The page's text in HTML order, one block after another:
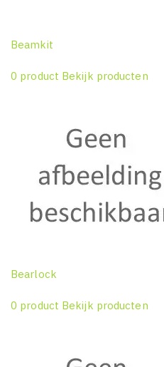
Beamkit
0 product Bekijk producten
Bearlock
0 product Bekijk producten